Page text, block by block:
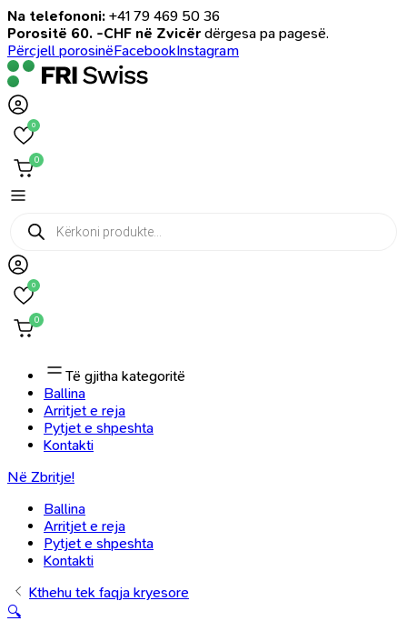
Na telefononi: +41 79 469 50 36
Porositë 60. -CHF në Zvicër dërgesa pa pagesë.
Përcjell porosinëFacebookInstagram
0
0
Products
search
0
0
Të gjitha kategoritë
Ballina
Arritjet e reja
Pytjet e shpeshta
Kontakti
Në Zbritje!
Ballina
Arritjet e reja
Pytjet e shpeshta
Kontakti
Kthehu tek faqja kryesore
🔍